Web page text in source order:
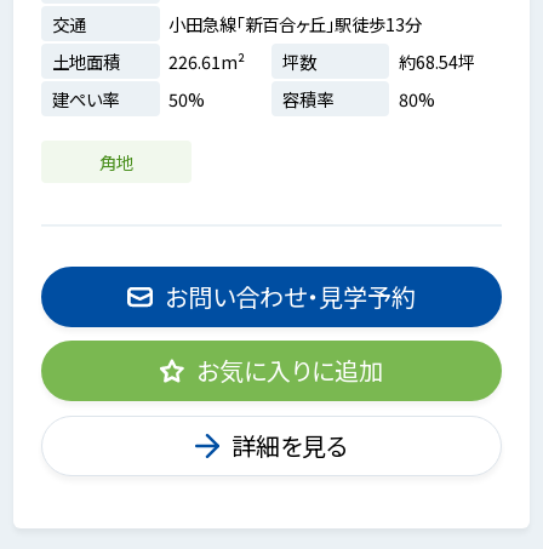
交通
小田急線「新百合ヶ丘」駅徒歩13分
土地面積
226.61m² 坪数
約68.54坪
建ぺい率
50% 容積率 80%
角地
お問い合わせ・見学予約
お気に入りに追加
詳細を見る